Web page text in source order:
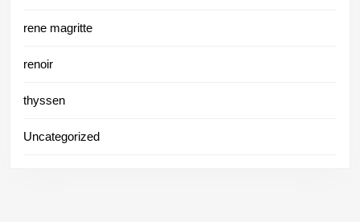
rene magritte
renoir
thyssen
Uncategorized